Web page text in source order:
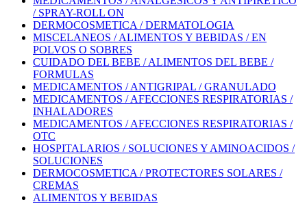
/ SPRAY-ROLL ON
DERMOCOSMETICA / DERMATOLOGIA
MISCELANEOS / ALIMENTOS Y BEBIDAS / EN
POLVOS O SOBRES
CUIDADO DEL BEBE / ALIMENTOS DEL BEBE /
FORMULAS
MEDICAMENTOS / ANTIGRIPAL / GRANULADO
MEDICAMENTOS / AFECCIONES RESPIRATORIAS /
INHALADORES
MEDICAMENTOS / AFECCIONES RESPIRATORIAS /
OTC
HOSPITALARIOS / SOLUCIONES Y AMINOACIDOS /
SOLUCIONES
DERMOCOSMETICA / PROTECTORES SOLARES /
CREMAS
ALIMENTOS Y BEBIDAS